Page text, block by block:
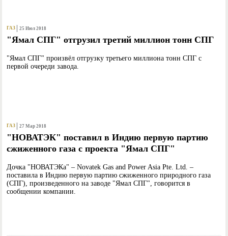
ГАЗ 25 Июл 2018
"Ямал СПГ" отгрузил третий миллион тонн СПГ
"Ямал СПГ" произвёл отгрузку третьего миллиона тонн СПГ с
первой очереди завода.
ГАЗ 27 Мар 2018
"НОВАТЭК" поставил в Индию первую партию
сжиженного газа с проекта "Ямал СПГ"
Дочка "НОВАТЭКа" – Novatek Gas and Power Asia Pte. Ltd. –
поставила в Индию первую партию сжиженного природного газа
(СПГ), произведенного на заводе "Ямал СПГ", говорится в
сообщении компании.